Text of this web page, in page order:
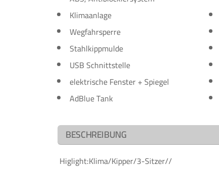
Klimaanlage
Wegfahrsperre
Stahlkippmulde
USB Schnittstelle
elektrische Fenster + Spiegel
AdBlue Tank
BESCHREIBUNG
Higlight:Klima/Kipper/3-Sitzer//